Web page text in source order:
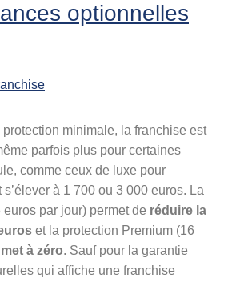
optionnelles
minimale, la franchise est
parfois plus pour certaines
comme ceux de luxe pour
à 1 700 ou 3 000 euros. La
par jour) permet de réduire la
et la protection Premium (16
met à zéro. Sauf pour la garantie
qui affiche une franchise